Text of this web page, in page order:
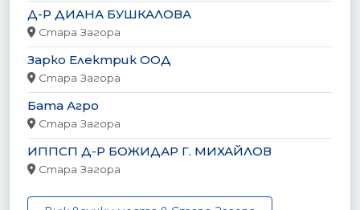
Д-Р ДИАНА БУШКАЛОВА
Стара Загора
Зарко Електрик ООД
Стара Загора
Бата Агро
Стара Загора
ИППСП Д-Р БОЖИДАР Г. МИХАЙЛОВ
Стара Загора